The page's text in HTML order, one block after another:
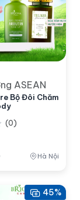
ASEAN
Bộ Đôi Chăm
(0)
Hà Nội
45%